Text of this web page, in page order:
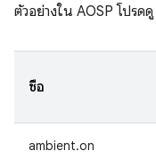
ตัวอย่างใน AOSP โปรดดู
ชื่อ
ambient.on